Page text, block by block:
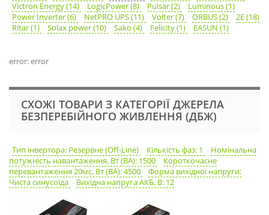
Victron Energy (14)
LogicPower (8) Pulsar (2)
Luminous (1)
Power Inverter (6)
NetPRO UPS (11) Volter (7) ORBUS (2)
2E (18)
Ritar (1)
Solax power (10) Sako (4) Felicity (1) EASUN (1)
error: error
СХОЖІ ТОВАРИ З КАТЕГОРІЇ ДЖЕРЕЛА
БЕЗПЕРЕБІЙНОГО ЖИВЛЕННЯ (ДБЖ)
Тип інвертора: Резервне (Off-Line) Кількість фаз: 1
Номінальна
потужність навантаження, Вт (ВА): 1500
Короткочасне
перевантаження 20мс, Вт (ВА): 4500
Форма вихідної напруги:
Чиста синусоїда
Вихідна напруга АКБ, В: 12